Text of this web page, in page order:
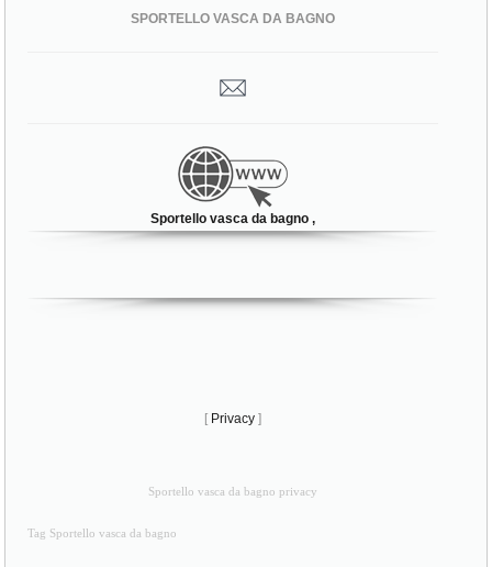
SPORTELLO VASCA DA BAGNO
Sportello vasca da bagno ,
[ Privacy ]
Sportello vasca da bagno privacy
Tag Sportello vasca da bagno